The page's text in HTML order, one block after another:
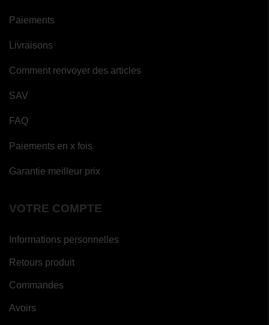
Paiements
Livraisons
Comment renvoyer des articles
SAV
FAQ
Paiements en x fois
Garantie meilleur prix
VOTRE COMPTE
Informations personnelles
Retours produit
Commandes
Avoirs